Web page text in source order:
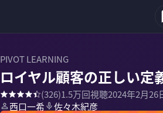
PIVOT LEARNING
ロイヤル顧客の正しい定
(326)1.5万回視聴2024年2月26
西口一希
佐々木紀彦